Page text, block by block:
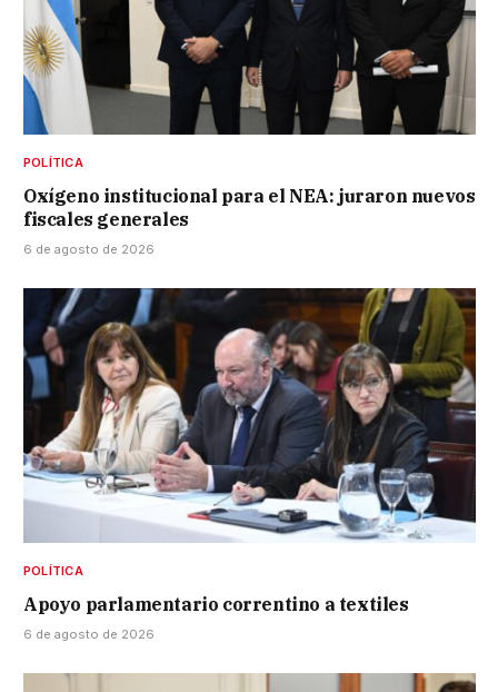
POLÍTICA
Oxígeno institucional para el NEA: juraron nuevos
fiscales generales
6 de agosto de 2026
POLÍTICA
Apoyo parlamentario correntino a textiles
6 de agosto de 2026